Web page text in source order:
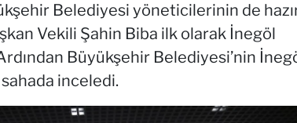
Belediyesi yöneticilerinin de
Vekili Şahin Biba ilk olarak İnegöl
Büyükşehir Belediyesi’nin
sahada inceledi.